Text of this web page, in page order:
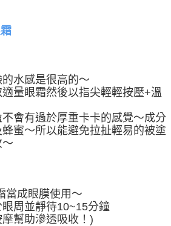
水感是很高的～
量眼霜然後以指尖輕輕按壓+溫
會有過於厚重卡卡的感覺～成分
蜜～所以能避免拉扯輕易的被塗
當成眼膜使用～
周並靜待10~15分鐘
幫助滲透吸收！)